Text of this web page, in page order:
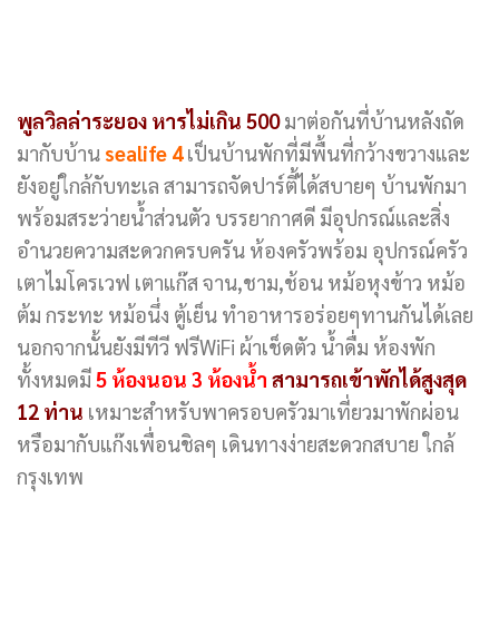
พูลวิลล่าระยอง หารไม่เกิน 500มาต่อกันที่บ้านหลังถัด
มากับบ้าน sealife 4 เป็นบ้านพักที่มีพื้นที่กว้างขวางและ
ยังอยู่ใกล้กับทะเล สามารถจัดปาร์ตี้ได้สบายๆ บ้านพักมา
พร้อมสระว่ายน้ำส่วนตัว บรรยากาศดี มีอุปกรณ์และสิ่ง
อำนวยความสะดวกครบครัน ห้องครัวพร้อม อุปกรณ์ครัว
เตาไมโครเวฟ เตาแก๊ส จาน,ชาม,ช้อน หม้อหุงข้าว หม้อ
ต้ม กระทะ หม้อนึ่ง ตู้เย็น ทำอาหารอร่อยๆทานกันได้เลย
นอกจากนั้นยังมีทีวี ฟรีWiFi ผ้าเช็ดตัว น้ำดื่ม ห้องพัก
ทั้งหมดมี 5 ห้องนอน 3 ห้องน้ำ สามารถเข้าพักได้สูงสุด
12 ท่าน เหมาะสำหรับพาครอบครัวมาเที่ยวมาพักผ่อน
หรือมากับแก๊งเพื่อนชิลๆ เดินทางง่ายสะดวกสบาย ใกล้
กรุงเทพ